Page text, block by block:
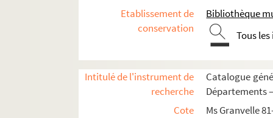
Etablissement de
conservation
Bibliothèque
Tous
Intitulé de l'instrument de
recherche
Catalogue
Départements
Cote
Ms Granvelle
Ms Granvelle 81. « Lettres de Joachim
Ms Granvelle 82. « Lettres de Joachim
Ms Granvelle 83. Lettres à Jacques de
Ms Granvelle 84. Lettre à Jacques de Saint-
Ms Granvelle 85. Lettres à Jacques de